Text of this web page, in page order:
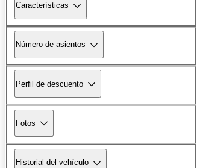
Características
Número de asientos
Perfil de descuento
Fotos
Historial del vehículo